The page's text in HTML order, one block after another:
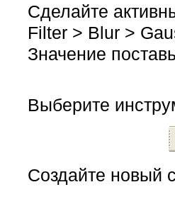
Сделайте
Filter > Blur >
Значение
Выберите
Создайте новый